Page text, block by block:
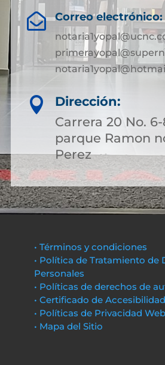
 Correo electrónico:

Dirección:
Carrera 20 No.
parque Ramon
Perez
• Términos y condiciones
• Política de Tratamiento de
Personales
• Políticas de derechos de
• Certificado de Accesibilidad
• Políticas de Privacidad Web
• Mapa del Sitio